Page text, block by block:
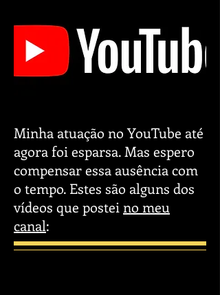
Minha atuação no YouTube até
agora foi esparsa. Mas espero
compensar essa ausência com
o tempo. Estes são alguns dos
vídeos que postei no meu
canal: